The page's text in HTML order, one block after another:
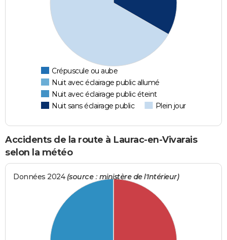
Crépuscule ou aube
Nuit avec éclairage public allumé
Nuit avec éclairage public éteint
Nuit sans éclairage public
Plein jour
Accidents de la route à Laurac-en-Vivarais
selon la météo
Données 2024 (source : ministère de l'Intérieur)